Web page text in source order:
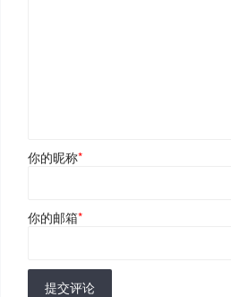
你的昵称*
你的邮箱*
提交评论